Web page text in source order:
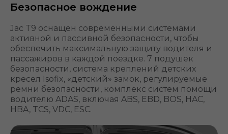
Безопасное вождение
Jac T9 оснащен современными системами
активной и пассивной безопасности, чтобы
обеспечить максимальную защиту водителя и
пассажиров в каждой поездке. 7 подушек
безопасности, система креплений детских
кресел Isofix, «детский» замок, регулируемые
ремни безопасности, комплекс систем помощи
водителю ADAS, включая ABS, EBD, BOS, HAC,
HBA, TCS, VDC, ESC.